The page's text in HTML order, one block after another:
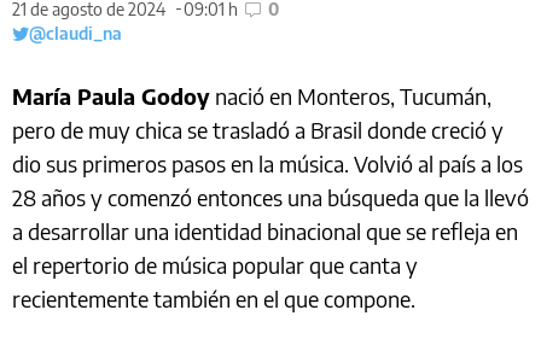
21 de agosto de 2024
09:01 h
0
@claudi_na
María Paula Godoy nació en Monteros, Tucumán,
pero de muy chica se trasladó a Brasil donde creció y
dio sus primeros pasos en la música. Volvió al país a los
28 años y comenzó entonces una búsqueda que la llevó
a desarrollar una identidad binacional que se refleja en
el repertorio de música popular que canta y
recientemente también en el que compone.